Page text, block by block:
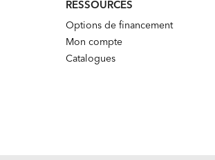
RESSOURCES
Options de financement
Mon compte
Catalogues